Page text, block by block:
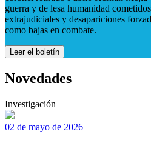
guerra y de lesa humanidad
extrajudiciales y desapariciones
como bajas en combate.
Leer el boletín
Novedades
Investigación
02 de mayo de 2026